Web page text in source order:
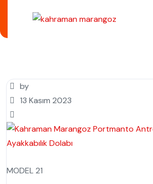
by
13 Kasım 2023
MODEL 21